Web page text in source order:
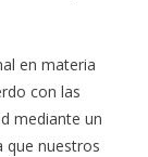
en materia
con las
mediante un
que nuestros